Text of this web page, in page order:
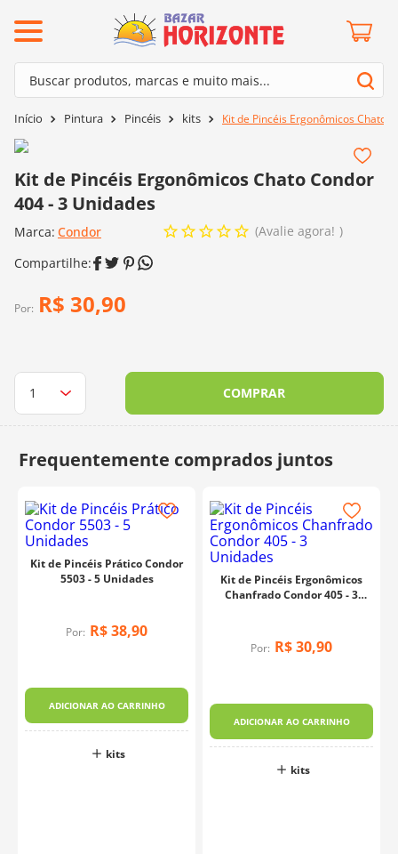
Buscar produtos, marcas e muito mais...
Pintura Pincéis kits Kit de Pincéis Ergonômicos Chato
Kit de Pincéis Ergonômicos Chato Condor
404 - 3 Unidades
Marca: Condor Avalie agora!
Por: R$ 30,90
COMPRAR
Kit de Pincéis Prático Condor
5503 - 5 Unidades
Por: R$38,90
ADICIONAR AO CARRINHO
kits
Kit de Pincéis Ergonômicos
Chanfrado Condor 405 - 3
Por: R$30,90
ADICIONAR AO CARRINHO
kits
Termos mais buscados
3º kit amigurumi
4º agulha crochê
5º fio amigurumi
9
10º dmc
mais buscados
barroco
mollet
kit amigurumi
agulha crochê
fio amigurumi
batik
dmc